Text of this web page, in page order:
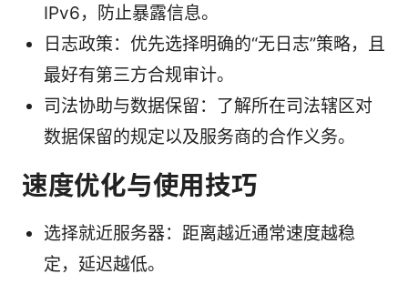
IPv6，防止暴露信息。
日志政策：优先选择明确的“无日志”策略，且
最好有第三方合规审计。
司法协助与数据保留：了解所在司法辖区对
数据保留的规定以及服务商的合作义务。
速度优化与使用技巧
选择就近服务器：距离越近通常速度越稳
定，延迟越低。